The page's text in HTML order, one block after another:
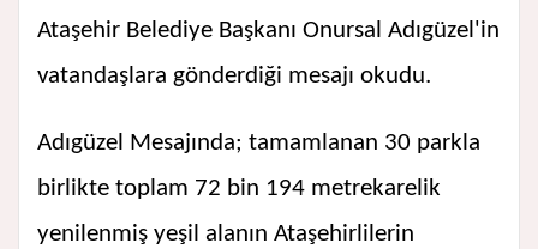
Ataşehir Belediye Başkanı Onursal Adıgüzel'in
vatandaşlara gönderdiği mesajı okudu.
Adıgüzel Mesajında; tamamlanan 30 parkla
birlikte toplam 72 bin 194 metrekarelik
yenilenmiş yeşil alanın Ataşehirlilerin